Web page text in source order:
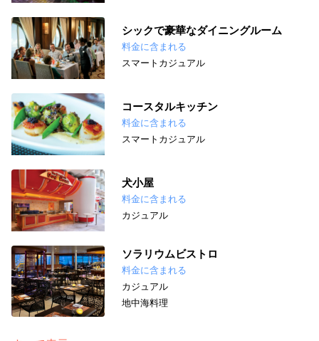
シックで豪華なダイニングルーム
料金に含まれる
スマートカジュアル
コースタルキッチン
料金に含まれる
スマートカジュアル
犬小屋
料金に含まれる
カジュアル
ソラリウムビストロ
料金に含まれる
カジュアル
地中海料理